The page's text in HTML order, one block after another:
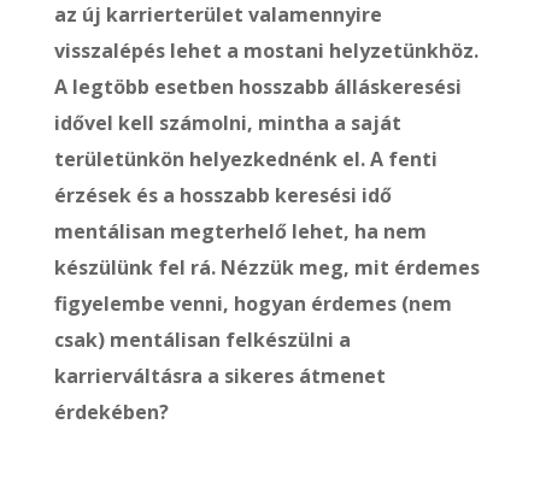
az új karrierterület valamennyire
visszalépés lehet a mostani helyzetünkhöz.
A legtöbb esetben hosszabb álláskeresési
idővel kell számolni, mintha a saját
területünkön helyezkednénk el. A fenti
érzések és a hosszabb keresési idő
mentálisan megterhelő lehet, ha nem
készülünk fel rá. Nézzük meg, mit érdemes
figyelembe venni, hogyan érdemes (nem
csak) mentálisan felkészülni a
karrierváltásra a sikeres átmenet
érdekében?